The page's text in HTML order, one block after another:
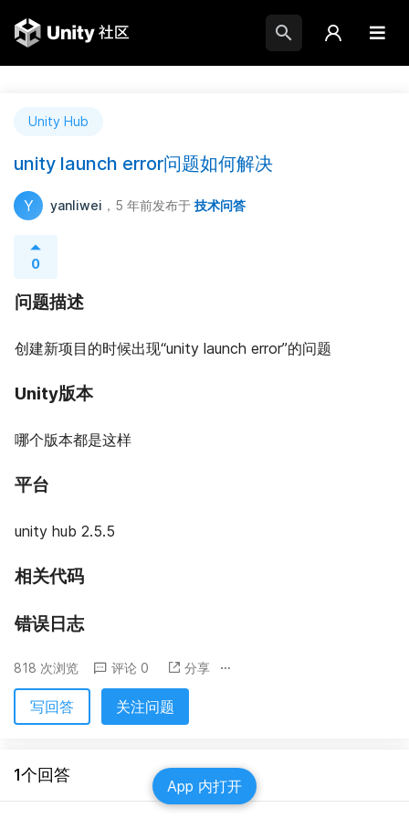
Unity Hub
unity launch error问题如何解决
Y yanliwei ，5 年前发布于 技术问答
0
问题描述
创建新项目的时候出现“unity launch error”的问题
Unity版本
哪个版本都是这样
平台
unity hub 2.5.5
相关代码
错误日志
818 次浏览 评论 0 分享
写回答 关注问题
1个回答
App 内打开